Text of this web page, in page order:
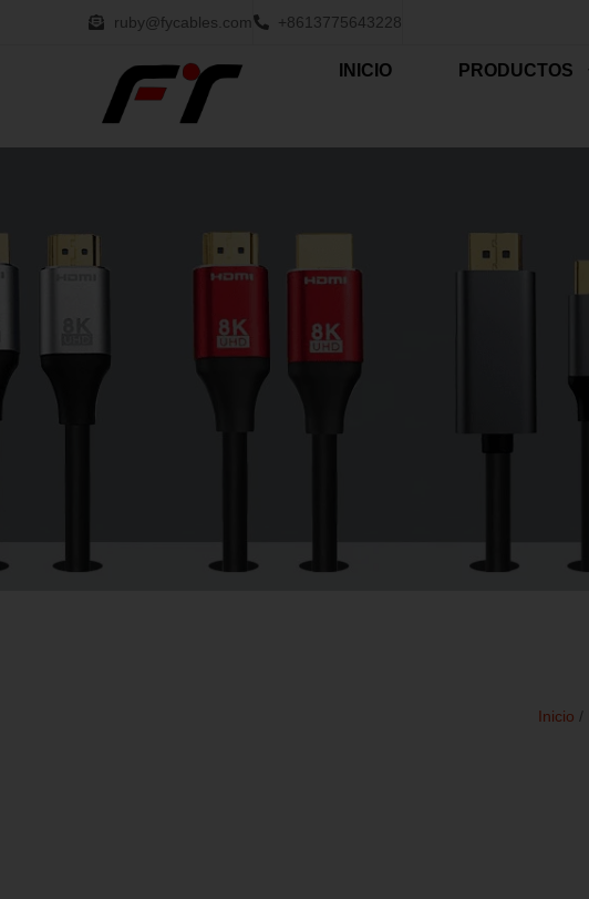
ruby@fycables.com +8613775643228
INICIO PRODUCTOS
Inicio /